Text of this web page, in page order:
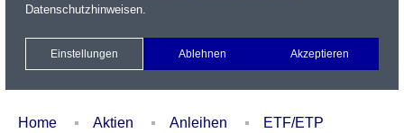
Xetra Realtime
Watchlist Portfolio Login
Home Aktien Anleihen
ETF/ETP
Datenschutzhinweisen.
Einstellungen Ablehnen Akzeptieren